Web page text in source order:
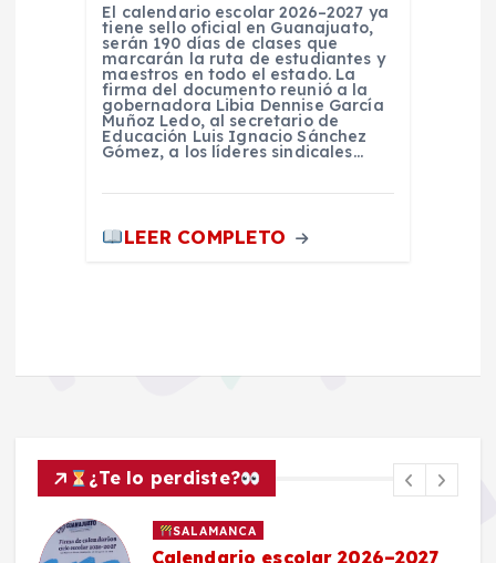
El calendario escolar 2026–2027 ya
tiene sello oficial en Guanajuato,
serán 190 días de clases que
marcarán la ruta de estudiantes y
maestros en todo el estado. La
firma del documento reunió a la
gobernadora Libia Dennise García
Muñoz Ledo, al secretario de
Educación Luis Ignacio Sánchez
Gómez, a los líderes sindicales…
LEER COMPLETO
¿Te lo perdiste?
SALAMANCA
Calendario escolar 2026–2027